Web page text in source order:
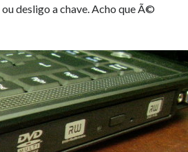
desligo a chave. Acho que Ã©